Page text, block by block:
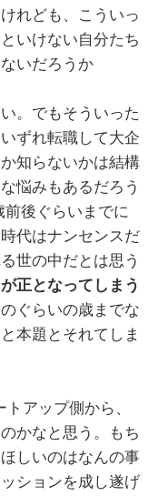
れども、こういっ
いけない自分たち
いだろうか
。でもそういった
ずれ転職して大企
知らないかは結構
悩みもあるだろう
後ぐらいまでに
代はナンセンスだ
世の中だとは思う
正となってしまう
ぐらいの歳までな
本題とそれてしま
アップ側から、
かなと思う。もち
しいのはなんの事
ションを成し遂げ